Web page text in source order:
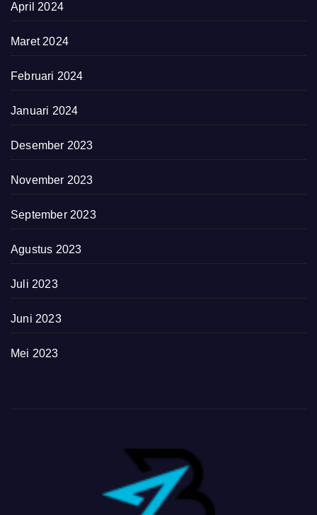
April 2024
Maret 2024
Februari 2024
Januari 2024
Desember 2023
November 2023
September 2023
Agustus 2023
Juli 2023
Juni 2023
Mei 2023